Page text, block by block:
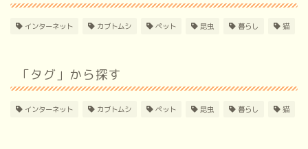
インターネット カブトムシ ペット 昆虫 暮らし 猫
「タグ」から探す
インターネット カブトムシ ペット 昆虫 暮らし 猫